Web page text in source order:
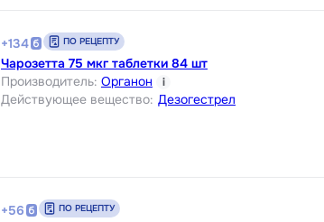
+134 ПО РЕЦЕПТУ
Чарозетта 75 мкг таблетки 84 шт
Производитель: Органон i
Действующее вещество: Дезогестрел
+56 ПО РЕЦЕПТУ